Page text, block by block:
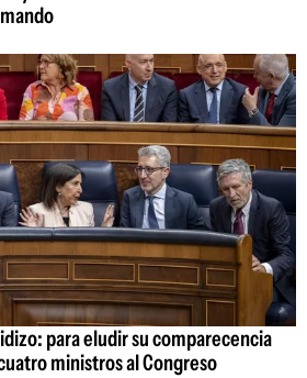
para eludir su comparecencia
ministros al Congreso